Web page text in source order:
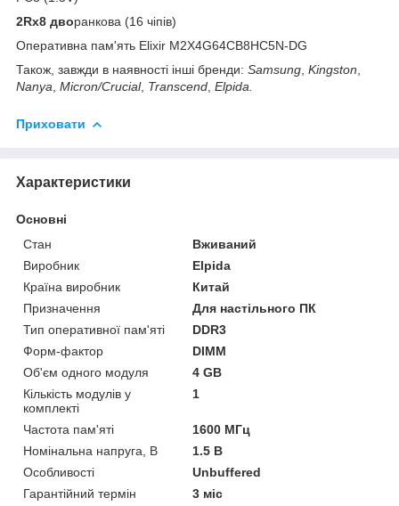
2Rx8 дворанкова (16 чіпів)
Оперативна пам'ять Elixir M2X4G64CB8HC5N-DG
Також, завжди в наявності інші бренди: Samsung Kingston
Nanya Micron/Crucial, Transcend Elpida.
Приховати
Характеристики
Основні
Стан
Вживаний
Виробник
Elpida
Країна виробник
Китай
Призначення
Для настільного ПК
Тип оперативної пам'яті
DDR3
Форм-фактор
DIMM
Об'єм одного модуля
4 GB
Кількість модулів у
комплекті
1
Частота пам'яті
1600 МГц
Номінальна напруга, В
1.5 В
Особливості
Unbuffered
Гарантійний термін
3 міс